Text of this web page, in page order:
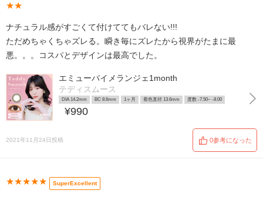
★★
ナチュラル感がすごくて付けててもバレない!!!
ただめちゃくちゃズレる。瞬き毎にズレたから視界がたまに最
悪。。。コスパとデザインは最高でした。
エミューバイメランジェ1month
テディスムース
DIA 14.2mm BC 8.6mm 1ヶ月 着色直径 13.6mm 度数 -7.50~ -8.00
¥990
2021年11月24日投稿 0参考になった
★★★★★ SuperExcellent